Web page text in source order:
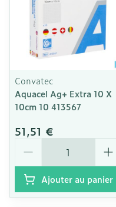
Convatec
Aquacel Ag+ Extra 10 X
10cm 10 413567
51,51 €
Ajouter au panier